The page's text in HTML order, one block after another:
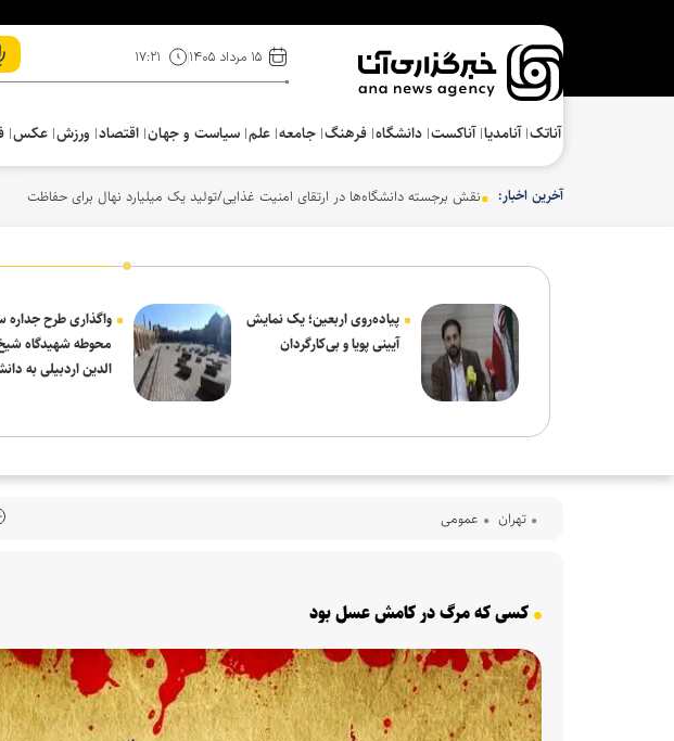
۱۵ مرداد ۱۴۰۵ ۱۷:۲۱
آناتک آنامدیا آناکست دانشگاه فرهنگ‌ جامعه علم سیاست و جهان اقتصاد ورزش عکس
آخرین اخبار: نقش برجسته دانشگاه‌ها در ارتقای امنیت غذایی/تولید یک میلیارد نهال برای حفاظت از
پیاده‌روی اربعین؛ یک نمایش
آیینی پویا و بی‌کارگردان
واگذاری طرح جداره
محوطه شهیدگاه
الدین اردبیلی به
تهران عمومی
کسی که مرگ در کامش عسل بود